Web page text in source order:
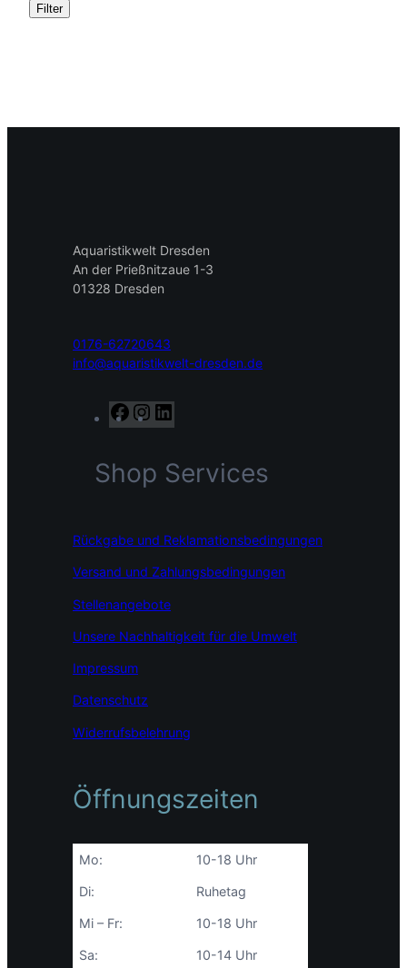
Filter
Aquaristikwelt Dresden
An der Prießnitzaue 1-3
01328 Dresden
0176-62720643
info@aquaristikwelt-dresden.de
F
a
e
b
k
n
t
a
a
i
k
e
n
Shop Services
Rückgabe und Reklamationsbedingungen
Versand und Zahlungsbedingungen
Stellenangebote
Unsere Nachhaltigkeit für die Umwelt
Impressum
Datenschutz
Widerrufsbelehrung
Öffnungszeiten
Mo: 10-18 Uhr
Di: Ruhetag
Mi – Fr: 10-18 Uhr
Sa: 10-14 Uhr